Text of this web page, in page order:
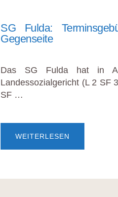
SG Fulda:
Gegenseite
Das SG Fulda hat in
Landessozialgericht (L 2 SF
SF …
WEITERLESEN
GEGENSEITE